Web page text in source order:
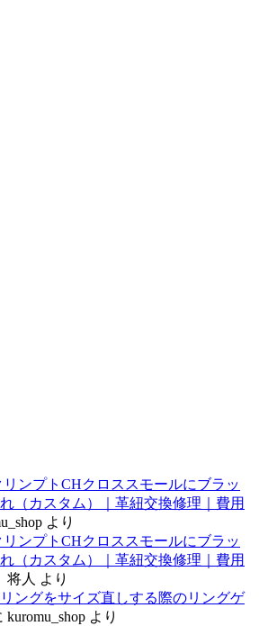
ンプトCHクロススモールにブラッ
（カスタム）｜革紐交換修理｜費用
より
ンプトCHクロススモールにブラッ
（カスタム）｜革紐交換修理｜費用
人 より
ングをサイズ直しする際のリングゲ
kuromu_shop より